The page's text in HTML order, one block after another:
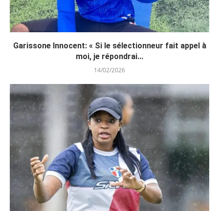
Garissone Innocent: « Si le sélectionneur fait appel à
moi, je répondrai...
14/02/2026